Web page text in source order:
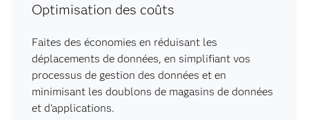
Optimisation des coûts
Faites des économies en réduisant les
déplacements de données, en simplifiant vos
processus de gestion des données et en
minimisant les doublons de magasins de données
et d'applications.